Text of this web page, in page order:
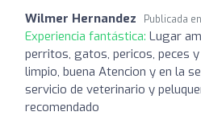
Wilmer Hernandez Publicada en
Experiencia fantástica: Lugar
perritos, gatos, pericos, peces
limpio, buena Atencion y en la
servicio de veterinario y
recomendado